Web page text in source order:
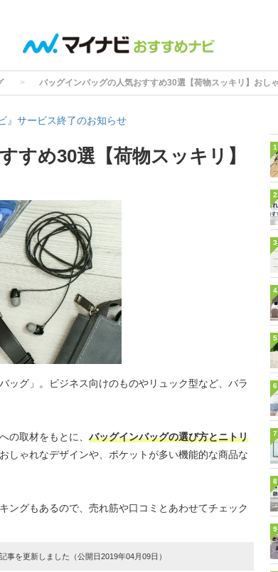
バッグインバッグの人気おすすめ30選【荷物スッキリ】おし
』サービス終了のお知らせ
すめ30選【荷物スッキリ】
ッグ」。ビジネス向けのものやリュック型など、バラ
の取材をもとに、 バッグインバッグの選び方とニトリ
しゃれなデザインや、ポケットが多い機能的な商品な
ングもあるので、売れ筋や口コミとあわせてチェック
を更新しました（公開日2019年04月09日）
1
2
3
4
5
6
7
8
9